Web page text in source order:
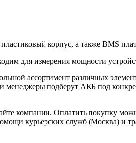
корпус, а также BMS
для измерения мощности
ассортимент различных
менеджеры подберут АКБ под
компании. Оплатить покупку
курьерских служб (Москва) и